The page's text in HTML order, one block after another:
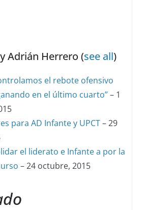
Adrián Herrero(see all)
el rebote ofensivo
en el último cuarto”– 1
para AD Infante y UPCT– 29
el liderato e Infante a por la
– 24 octubre, 2015